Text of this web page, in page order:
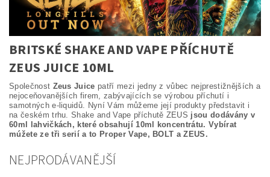
BRITSKÉ SHAKE AND VAPE PŘÍCHUTĚ
ZEUS JUICE 10ML
Společnost Zeus Juice patří mezi jedny z vůbec nejprestižnějších a
nejoceňovanějších firem, zabývajících se výrobou příchutí i
samotných e-liquidů. Nyní Vám můžeme její produkty představit i
na českém trhu. Shake and Vape příchutě ZEUS jsou dodávány v
60ml lahvičkách, které obsahují 10ml koncentrátu.Vybírat
múžete ze tři serií a to Proper Vape, BOLT a ZEUS.
NEJPRODÁVANĚJŠÍ